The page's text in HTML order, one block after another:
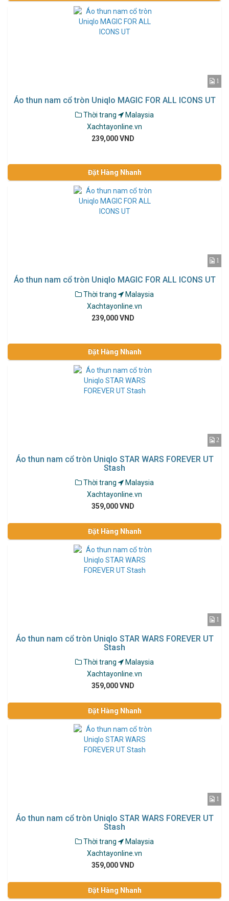
1
Áo thun nam cổ tròn Uniqlo MAGIC FOR ALL ICONS UT
Thời trang
Malaysia
Xachtayonline.vn
239,000 VND
Đặt Hàng Nhanh
1
Áo thun nam cổ tròn Uniqlo MAGIC FOR ALL ICONS UT
Thời trang
Malaysia
Xachtayonline.vn
239,000 VND
Đặt Hàng Nhanh
2
Áo thun nam cổ tròn Uniqlo STAR WARS FOREVER UT
Stash
Thời trang
Malaysia
Xachtayonline.vn
359,000 VND
Đặt Hàng Nhanh
1
Áo thun nam cổ tròn Uniqlo STAR WARS FOREVER UT
Stash
Thời trang
Malaysia
Xachtayonline.vn
359,000 VND
Đặt Hàng Nhanh
1
Áo thun nam cổ tròn Uniqlo STAR WARS FOREVER UT
Stash
Thời trang
Malaysia
Xachtayonline.vn
359,000 VND
Đặt Hàng Nhanh